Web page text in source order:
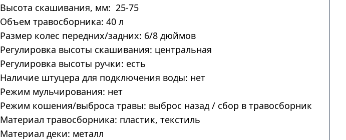
Высота скашивания, мм: 25-75
Объем травосборника: 40 л
Размер колес передних/задних: 6/8 дюймов
Регулировка высоты скашивания: центральная
Регулировка высоты ручки: есть
Наличие штуцера для подключения воды: нет
Режим мульчирования: нет
Режим кошения/выброса травы: выброс назад / сбор в травосборник
Материал травосборника: пластик, текстиль
Материал деки: металл